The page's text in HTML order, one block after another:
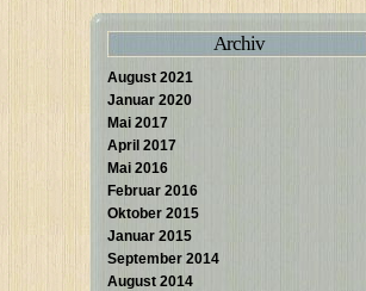
Archiv
August 2021
Januar 2020
Mai 2017
April 2017
Mai 2016
Februar 2016
Oktober 2015
Januar 2015
September 2014
August 2014